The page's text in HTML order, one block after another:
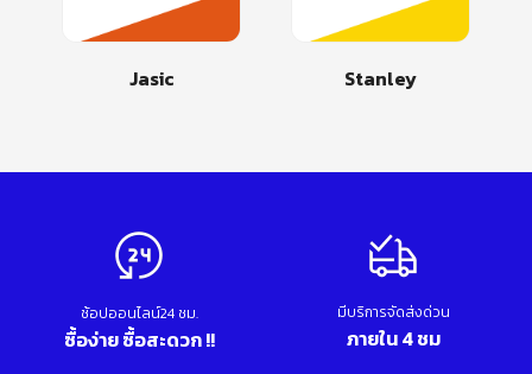
ช้อปออนไลน์24 ชม.
ซื้อง่าย ซื้อสะดวก !!
มีบริการจัดส่งด่วน
ภายใน 4 ชม